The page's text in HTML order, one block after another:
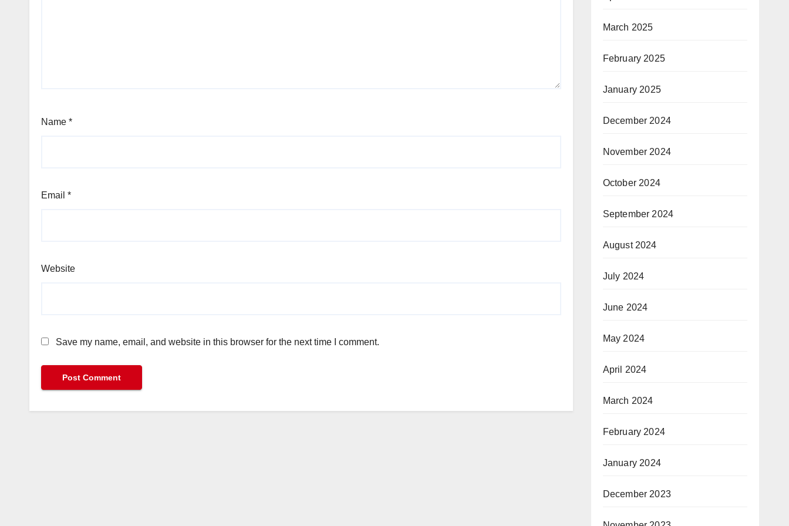
Name *
Email *
Website
Save my name, email, and website in this browser for the next time I comment.
March 2025
February 2025
January 2025
December 2024
November 2024
October 2024
September 2024
August 2024
July 2024
June 2024
May 2024
April 2024
March 2024
February 2024
January 2024
December 2023